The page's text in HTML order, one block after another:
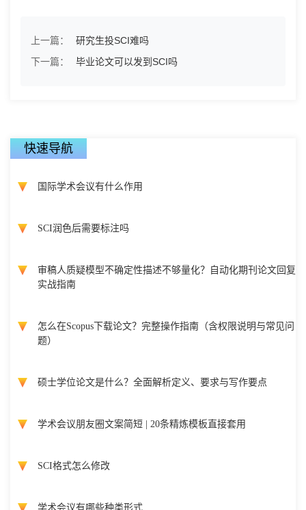
上一篇：
研究生投SCI难吗
下一篇：
毕业论文可以发到SCI吗
快速导航
国际学术会议有什么作用
SCI润色后需要标注吗
审稿人质疑模型不确定性描述不够量化？自动化期刊论文回复
实战指南
怎么在Scopus下载论文？完整操作指南（含权限说明与常见问
题）
硕士学位论文是什么？全面解析定义、要求与写作要点
学术会议朋友圈文案简短 | 20条精炼模板直接套用
SCI格式怎么修改
学术会议有哪些种类形式